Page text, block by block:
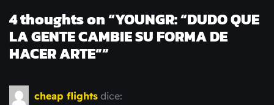
4 thoughts on “YOUNGR: “DUDO QUE
LA GENTE CAMBIE SU FORMA DE
HACER ARTE””
cheap flights dice: